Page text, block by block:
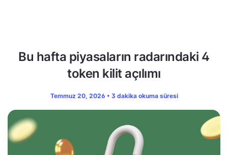
Bu hafta piyasaların radarındaki 4
token kilit açılımı
Temmuz 20, 2026 • 3 dakika okuma süresi